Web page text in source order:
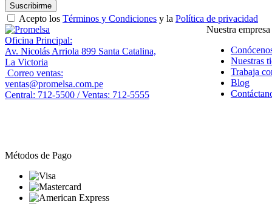
Suscribirme
Acepto los Términos y Condiciones y la Política de privacidad
Oficina Principal:
Av. Nicolás Arriola 899 Santa Catalina,
La Victoria
Correo ventas:
ventas@promelsa.com.pe
Central: 712-5500 / Ventas: 712-5555
Nuestra empresa
Nuestras
Trabaja
Blog
Métodos de Pago